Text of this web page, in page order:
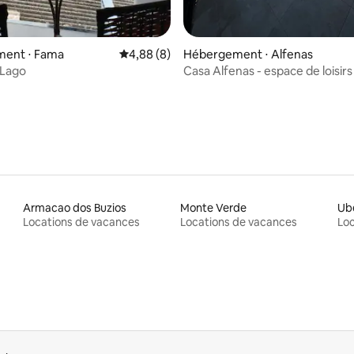
⋅ Fama Évaluation moyenne sur la base de 8
4,88 (8)
Hébergement ⋅ Alfenas
Casa Alfenas - espace de
Armacao dos Buzios
Locations de vacances
Monte Verde
Locations de vacances